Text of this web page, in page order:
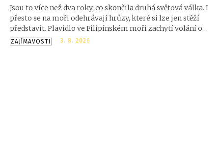
Jsou to více než dva roky, co skončila druhá světová válka. I
přesto se na moři odehrávají hrůzy, které si lze jen stěží
představit. Plavidlo ve Filipínském moři zachytí volání o
pomoc neznámé lodi. Když záchrana dorazila na místo,
ZAJÍMAVOSTI 3. 8. 2026